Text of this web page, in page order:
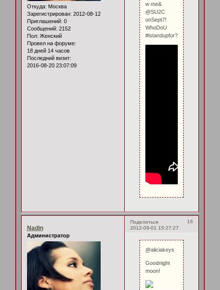
Откуда: Москва
Зарегистрирован: 2012-08-12
Приглашений: 0
Сообщений: 2152
Пол: Женский
Провел на форуме:
18 дней 14 часов
Последний визит:
2016-08-20 23:07:09
w me&
@SU2C
onSept7!
WhoDoU
#istandupfor?
Поделиться
16
2012-09-01 15:27:27
Nadin
Администратор
@aliciakeys
Goodnight
moon!